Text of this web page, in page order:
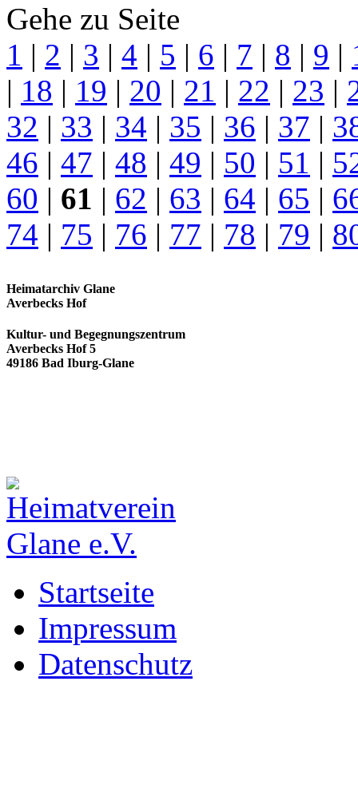
Gehe zu Seite
1 | 2 | 3 | 4 | 5 | 6 | 7 | 8 | 9 |
| 18 | 19 | 20 | 21 | 22 | 23 |
32 | 33 | 34 | 35 | 36 | 37 |
46 | 47 | 48 | 49 | 50 | 51 |
60 | 61 | 62 | 63 | 64 | 65 |
74 | 75 | 76 | 77 | 78 | 79 |
Heimatarchiv Glane
Averbecks Hof
Kultur- und Begegnungszentrum
Averbecks Hof 5
49186 Bad Iburg-Glane
Startseite
Impressum
Datenschutz